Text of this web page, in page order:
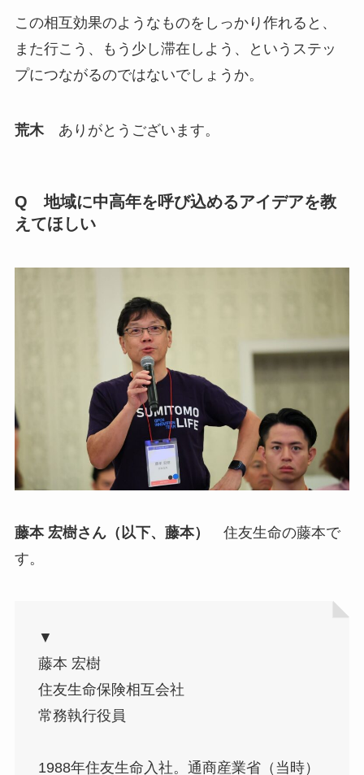
この相互効果のようなものをしっかり作れると、
また行こう、もう少し滞在しよう、というステッ
プにつながるのではないでしょうか。
荒木ありがとうございます。
Q 地域に中高年を呼び込めるアイデアを教
えてほしい
藤本 宏樹さん（以下、藤本）
住友生命の藤本で
す。
▼
藤本 宏樹
住友生命保険相互会社
常務執行役員
1988年住友生命入社。通商産業省（当時）